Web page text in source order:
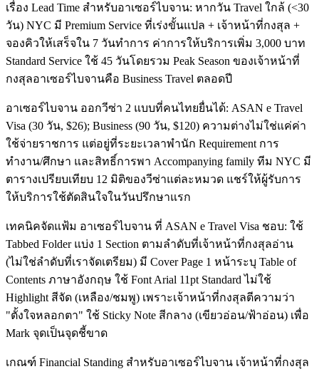
เรื่อง Lead Time สำหรับอาเซอร์ไบจาน: หากวัน Travel ใกล้ (<30
วัน) NYC มี Premium Service ที่เร่งขั้นแปล + เจ้าหน้าที่กงสุล +
จองคิวให้เสร็จใน 7 วันทำการ ค่าการให้บริการเพิ่ม 3,000 บาท
Standard Service ใช้ 45 วันโดยรวม Peak Season ของเจ้าหน้าที่
กงสุลอาเซอร์ไบจานคือ Business Travel ตลอดปี
อาเซอร์ไบจาน ออกวีซ่า 2 แบบที่คนไทยยื่นได้: ASAN e Travel
Visa (30 วัน, $26); Business (90 วัน, $120) ความต่างไม่ใช่แค่ค่า
ใช้จ่ายราชการ แต่อยู่ที่ระยะเวลาพำนัก Requirement การ
ทำงาน/ศึกษา และสิทธิ์การพา Accompanying family ทีม NYC มี
ตารางเปรียบเทียบ 12 มิติของวีซ่าแต่ละหมวด แชร์ให้ผู้รับการ
ให้บริการใช้ตัดสินใจในวันปรึกษาแรก
เทคนิคจัดแฟ้ม อาเซอร์ไบจาน ที่ ASAN e Travel Visa ชอบ: ใช้
Tabbed Folder แบ่ง 1 Section ตามลำดับที่เจ้าหน้าที่กงสุลอ่าน
(ไม่ใช่ลำดับที่เราจัดเตรียม) มี Cover Page 1 หน้าระบุ Table of
Contents ภาษาอังกฤษ ใช้ Font Arial 11pt Standard ไม่ใช้
Highlight สีจัด (เหลือง/ชมพู) เพราะเจ้าหน้าที่กงสุลตีความว่า
"ตั้งใจหลอกตา" ใช้ Sticky Note สีกลาง (เขียวอ่อน/ฟ้าอ่อน) เพื่อ
Mark จุดเป็นจุดชี้ขาด
เกณฑ์ Financial Standing สำหรับอาเซอร์ไบจาน เจ้าหน้าที่กงสุล